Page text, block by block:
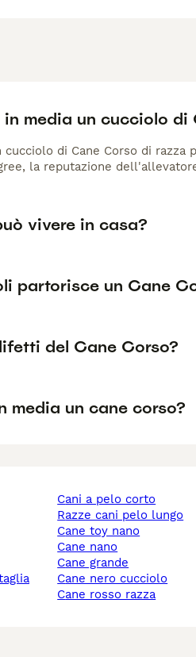
media un cucciolo di
di Cane Corso di
la reputazione
vivere in casa?
partorisce un Cane
del Cane Corso?
media un cane corso?
cani a pelo corto
razze cani pelo lungo
cane toy nano
cane nano
cane grande
cane nero cucciolo
cane rosso razza